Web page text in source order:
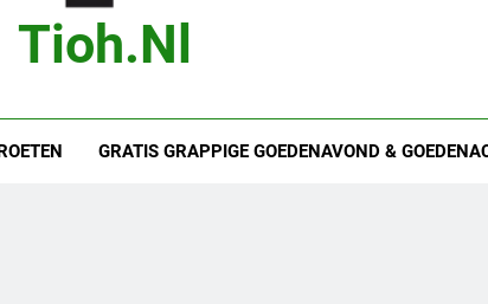
Bas Jonker Getrouwd – Alles wat we weten over
Tioh.nl
GRATIS GRAPPIGE GOEDENAVOND &